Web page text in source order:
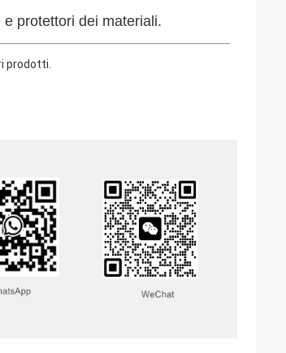
protettori dei materiali.
prodotti.